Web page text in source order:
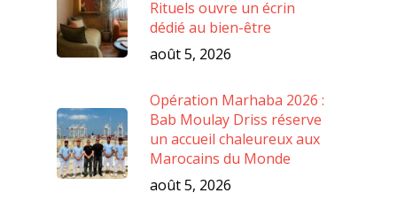
Rituels ouvre un écrin
dédié au bien-être
août 5, 2026
Opération Marhaba 2026 :
Bab Moulay Driss réserve
un accueil chaleureux aux
Marocains du Monde
août 5, 2026